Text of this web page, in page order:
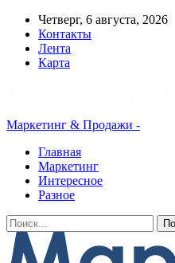
Четверг, 6 августа, 2026
Контакты
Лента
Карта
Маркетинг & Продажи -
Главная
Маркетинг
Интересное
Разное